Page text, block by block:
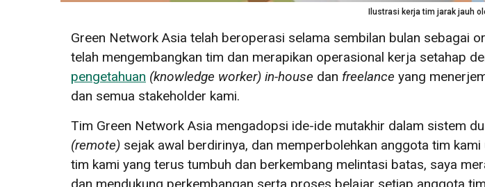
Ilustrasi kerja tim jarak jauh
Green Network Asia telah beroperasi selama sembilan bulan sebagai
telah mengembangkan tim dan merapikan operasional kerja setahap
pengetahuan (knowledge worker) in-house dan freelance yang
dan semua stakeholder kami.
Tim Green Network Asia mengadopsi ide-ide mutakhir dalam sistem
(remote) sejak awal berdirinya, dan memperbolehkan anggota tim
tim kami yang terus tumbuh dan berkembang melintasi batas, saya
dan mendukung perkembangan serta proses belajar setiap anggota